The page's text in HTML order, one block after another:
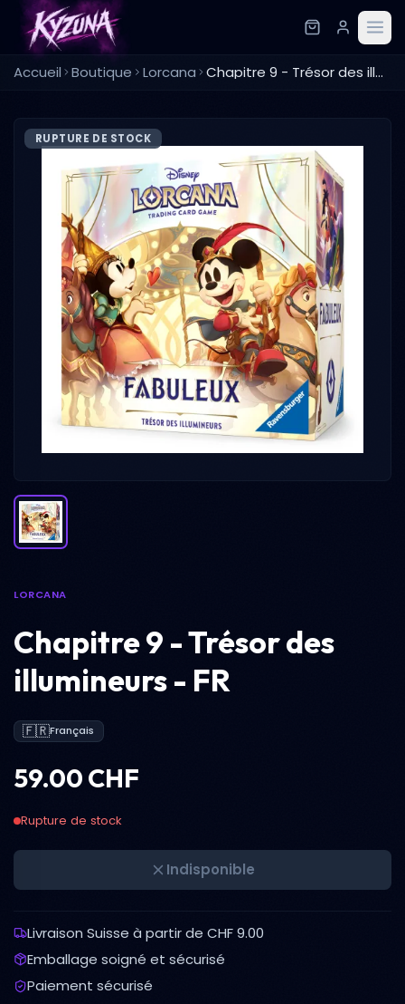
Accueil Boutique Lorcana Chapitre 9 - Trésor des illumineurs - FR
RUPTURE DE STOCK
LORCANA
Chapitre 9 - Trésor des
illumineurs - FR
🇫🇷Français
59.00 CHF
Rupture de stock
Indisponible
Livraison Suisse à partir de CHF 9.00
Emballage soigné et sécurisé
Paiement sécurisé